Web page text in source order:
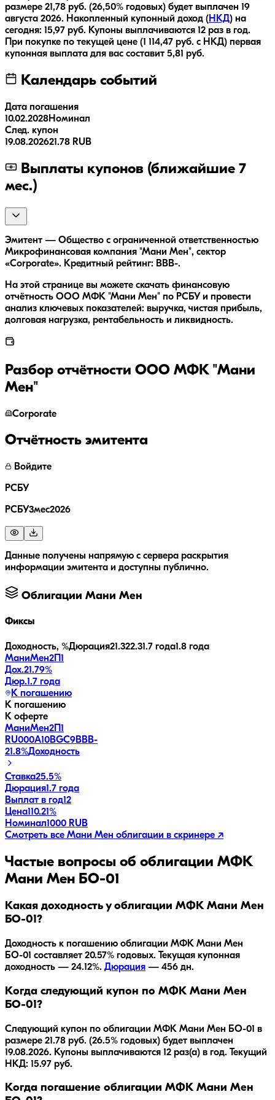
размере 21,78 руб. (26,50% годовых) будет выплачен 19
августа 2026. Накопленный купонный доход ( НКД) на
сегодня: 15,97 руб. Купоны выплачиваются 12 раз в год.
При покупке по текущей цене (1 114,47 руб. с НКД) первая
купонная выплата для вас составит 5,81 руб.
Календарь событий
Дата погашения
10.02.2028Номинал
След. купон
19.08.202621.78 RUB
Выплаты купонов (ближайшие 7
мес.)
Эмитент — Общество с ограниченной ответственностью
Микрофинансовая компания "Мани Мен", сектор
«Corporate». Кредитный рейтинг: BBB-.
На этой странице вы можете скачать финансовую
отчётность ООО МФК "Мани Мен" по РСБУ и провести
анализ ключевых показателей: выручка, чистая прибыль,
долговая нагрузка, рентабельность и ликвидность.
Разбор отчётности ООО МФК "Мани
Мен"
Corporate
Отчётность эмитента
Войдите
РСБУ
РСБУ3мес2026
Данные получены напрямую с сервера раскрытия
информации эмитента и доступны публично.
Облигации Мани Мен
Фиксы
Доходность, %Дюрация21.322.31.7 года1.8 года
МаниМен2П1
Дох.21.79%
Дюр.1.7 года
К погашению
К погашению
К оферте
МаниМен2П1
RU000A10BGC9BBB-
21.8%Доходность
Ставка25.5%
Дюрация1.7 года
Выплат в год12
Цена110.21%
Номинал1000 RUB
Смотреть все Мани Мен облигации в скринере ↗
Частые вопросы об облигации МФК
Мани Мен БО-01
Какая доходность у облигации МФК Мани Мен
БО-01?
Доходность к погашению облигации МФК Мани Мен
БО-01 составляет 20.57% годовых. Текущая купонная
доходность — 24.12%. Дюрация — 456 дн.
Когда следующий купон по МФК Мани Мен
БО-01?
Следующий купон по облигации МФК Мани Мен БО-01 в
размере 21.78 руб. (26.5% годовых) будет выплачен
19.08.2026. Купоны выплачиваются 12 раз(а) в год. Текущий
НКД: 15.97 руб.
Когда погашение облигации МФК Мани Мен